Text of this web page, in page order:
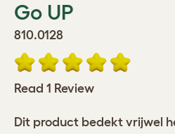
Go UP
810.0128
Read 1 Review
Dit product bedekt vrijwel